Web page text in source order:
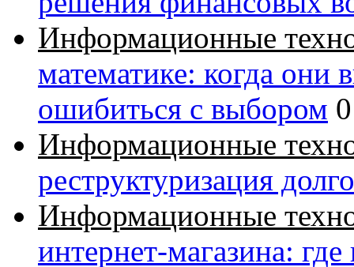
Информационные
математике: когда они
ошибиться с выбором 0
Информационные
реструктуризация
Информационные
интернет-магазина: